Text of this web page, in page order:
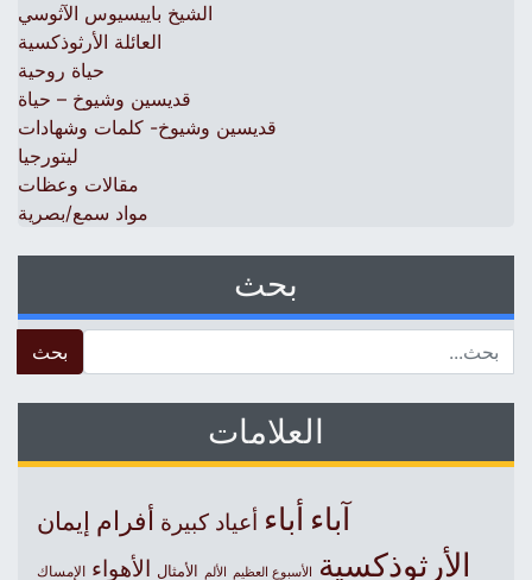
الشيخ باييسيوس الآثوسي
العائلة الأرثوذكسية
حياة روحية
قديسين وشيوخ – حياة
قديسين وشيوخ- كلمات وشهادات
ليتورجيا
مقالات وعظات
مواد سمع/بصرية
بحث
العلامات
آباءأباء أعياد كبيرة أفرام إيمان
الأرثوذكسية الأسبوع العظيم الألم الأمثال الأهواء الإمساك